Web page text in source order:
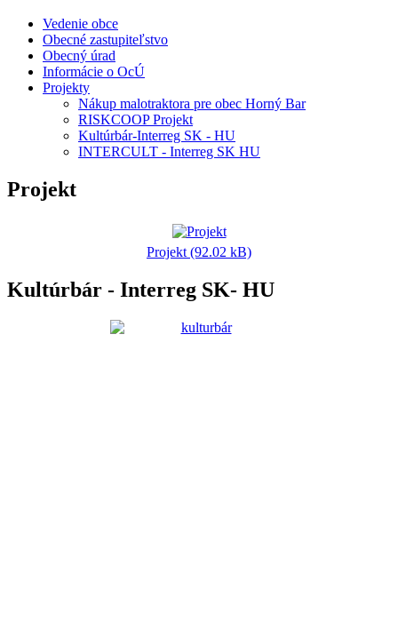
Vedenie obce
Obecné zastupiteľstvo
Obecný úrad
Informácie o OcÚ
Projekty
Nákup malotraktora pre obec Horný Bar
RISKCOOP Projekt
Kultúrbár-Interreg SK - HU
INTERCULT - Interreg SK HU
Projekt
Projekt (92.02 kB)
Kultúrbár - Interreg SK- HU